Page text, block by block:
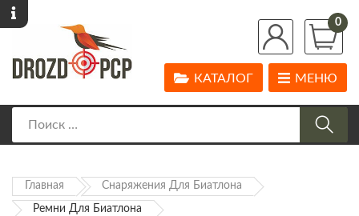
0
МЕНЮ
КАТАЛОГ
Главная Снаряжения Для Биатлона
Ремни Для Биатлона